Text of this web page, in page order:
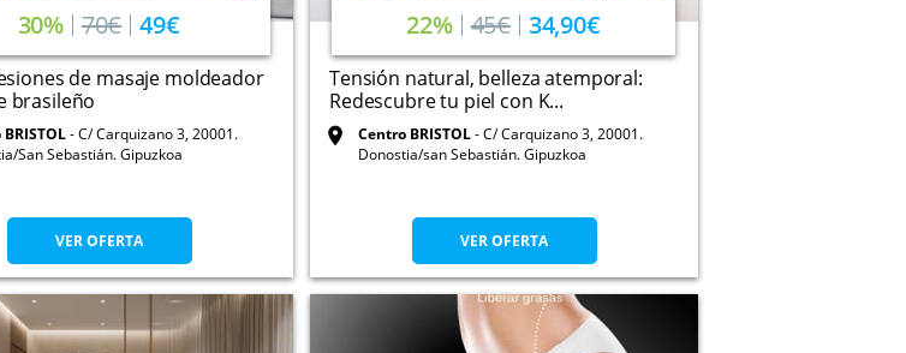
30% 70€ 49€
de masaje moldeador
brasileño
C/ Carquizano 3, 20001.
San Sebastián. Gipuzkoa
VER OFERTA
22% 45€ 34,90€
Tensión natural, belleza atemporal:
Redescubre tu piel con K...
Centro BRISTOL C/ Carquizano 3, 20001.
Donostia/san Sebastián. Gipuzkoa
VER OFERTA